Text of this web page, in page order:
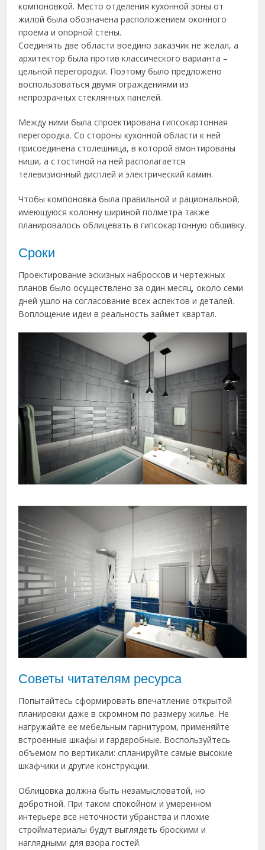
компоновкой. Место отделения кухонной зоны от
жилой была обозначена расположением оконного
проема и опорной стены.
Соединять две области воедино заказчик не желал, а
архитектор была против классического варианта –
цельной перегородки. Поэтому было предложено
воспользоваться двумя ограждениями из
непрозрачных стеклянных панелей.
Между ними была спроектирована гипсокартонная
перегородка. Со стороны кухонной области к ней
присоединена столешница, в которой вмонтированы
ниши, а с гостиной на ней располагается
телевизионный дисплей и электрический камин.
Чтобы компоновка была правильной и рациональной,
имеющуюся колонну шириной полметра также
планировалось облицевать в гипсокартонную обшивку.
Сроки
Проектирование эскизных набросков и чертежных
планов было осуществлено за один месяц, около семи
дней ушло на согласование всех аспектов и деталей.
Воплощение идеи в реальность займет квартал.
Советы читателям ресурса
Попытайтесь сформировать впечатление открытой
планировки даже в скромном по размеру жилье. Не
нагружайте ее мебельным гарнитуром, применяйте
встроенные шкафы и гардеробные. Воспользуйтесь
объемом по вертикали: спланируйте самые высокие
шкафчики и другие конструкции.
Облицовка должна быть незамысловатой, но
добротной. При таком спокойном и умеренном
интерьере все неточности убранства и плохие
стройматериалы будут выглядеть броскими и
наглядными для взора гостей.